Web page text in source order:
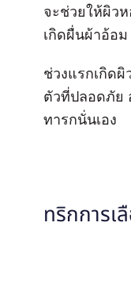
จะช่วยให้ผิว
เกิดผื่นผ้าอ้อ
ช่วงแรกเกิดผิ
ตัวที่ปลอดภัย
ทารกนั่นเอง
ทริกการเ